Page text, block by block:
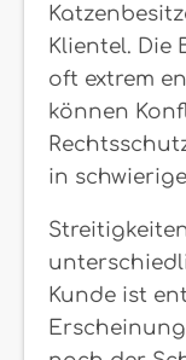
Klientel. Die
oft extrem
können
in
Kunde ist